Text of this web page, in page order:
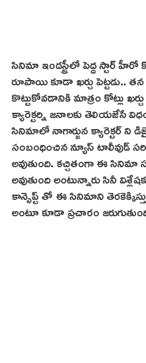
సినిమా ఇండస్ట్రీలో పెద్ద స్టార్ హీరో
రూపాయి కూడా ఖర్చు పెట్టడు..
కొట్టుకోవడానికి మాత్రం కోట్లు
క్యారెక్టర్ని జనాలకు తెలియజేసే
సినిమాలో నాగార్జున క్యారెక్టర్ ని
సంబంధించిన న్యూస్ టాలీవుడ్
అవుతుంది. కచ్చితంగా ఈ సినిమా
అవుతుంది అంటున్నారు సినీ
కాన్సెప్ట్ తో ఈ సినిమాని
అంటూ కూడా ప్రచారం